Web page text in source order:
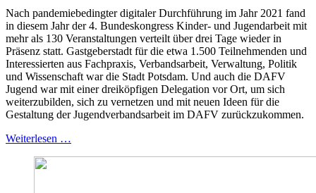
Nach pandemiebedingter digitaler Durchführung im Jahr 2021 fand
in diesem Jahr der 4. Bundeskongress Kinder- und Jugendarbeit mit
mehr als 130 Veranstaltungen verteilt über drei Tage wieder in
Präsenz statt. Gastgeberstadt für die etwa 1.500 Teilnehmenden und
Interessierten aus Fachpraxis, Verbandsarbeit, Verwaltung, Politik
und Wissenschaft war die Stadt Potsdam. Und auch die DAFV
Jugend war mit einer dreiköpfigen Delegation vor Ort, um sich
weiterzubilden, sich zu vernetzen und mit neuen Ideen für die
Gestaltung der Jugendverbandsarbeit im DAFV zurückzukommen.
Weiterlesen …